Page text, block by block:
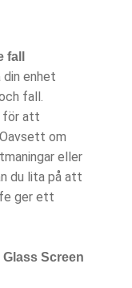
enhet
fall.
för att
om
eller
du lita på att
ger ett
Screen